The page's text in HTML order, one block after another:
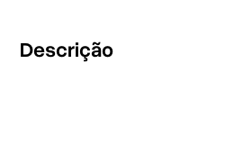
Descrição